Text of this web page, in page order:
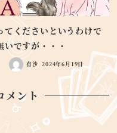
てくださいというわけで
いですが・・・
有沙 2024年6月19日
メント